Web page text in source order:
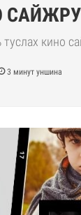
кино
3 минут уншина